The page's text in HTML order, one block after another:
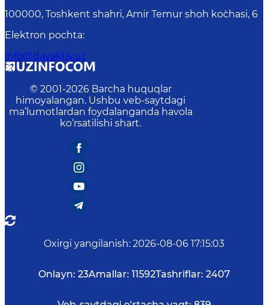
100000, Toshkent shahri, Amir Temur shoh ko`chasi, 6
Elektron pochta:
info@davaktiv.uz
© 2001-2026 Barcha huquqlar
himoyalangan. Ushbu veb-saytdagi
ma’lumotlardan foydalanganda havola
ko‘rsatilishi shart.
Oxirgi yangilanish: 2026-08-06 17:15:03
Onlayn: 23Amallar: 11592Tashriflar: 2407